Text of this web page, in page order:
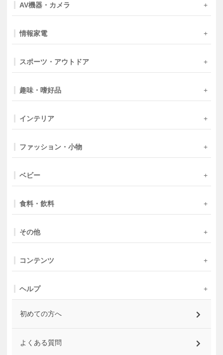
AV機器・カメラ
情報家電
スポーツ・アウトドア
趣味・嗜好品
インテリア
ファッション・小物
ベビー
食料・飲料
その他
コンテンツ
ヘルプ
初めての方へ
よくある質問